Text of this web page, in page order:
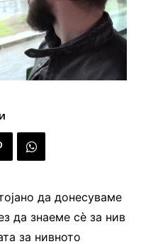
да донесуваме
да знаеме сè за нив
за нивното